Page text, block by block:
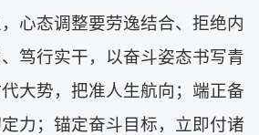
心态调整要劳逸结合、拒绝内
笃行实干，以奋斗姿态书写青
大势，把准人生航向；端正备
力；锚定奋斗目标，立即付诸